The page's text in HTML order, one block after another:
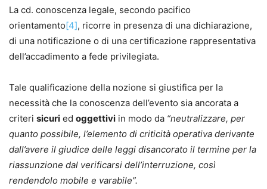
La cd. conoscenza legale, secondo pacifico
orientamento[4], ricorre in presenza di una dichiarazione,
di una notificazione o di una certificazione rappresentativa
dell’accadimento a fede privilegiata.
Tale qualificazione della nozione si giustifica per la
necessità che la conoscenza dell’evento sia ancorata a
criteri sicuri ed oggettivi in modo da “neutralizzare, per
quanto possibile, l’elemento di criticità operativa derivante
dall’avere il giudice delle leggi disancorato il termine per la
riassunzione dal verificarsi dell’interruzione, così
rendendolo mobile e varabile”.